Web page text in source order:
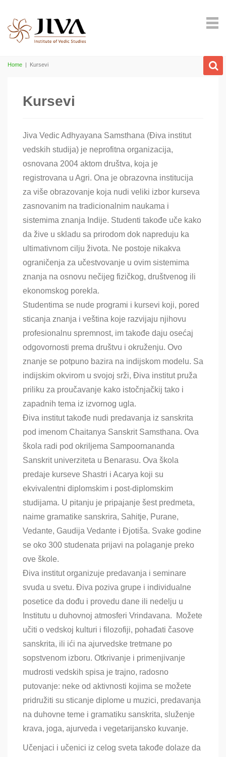
Home | Kursevi
Kursevi
Jiva Vedic Adhyayana Samsthana (Điva institut
vedskih studija) je neprofitna organizacija,
osnovana 2004 aktom društva, koja je
registrovana u Agri. Ona je obrazovna institucija
za više obrazovanje koja nudi veliki izbor kurseva
zasnovanim na tradicionalnim naukama i
sistemima znanja Indije. Studenti takođe uče kako
da žive u skladu sa prirodom dok napreduju ka
ultimativnom cilju života. Ne postoje nikakva
ograničenja za učestvovanje u ovim sistemima
znanja na osnovu nečijeg fizičkog, društvenog ili
ekonomskog porekla.
Studentima se nude programi i kursevi koji, pored
sticanja znanja i veština koje razvijaju njihovu
profesionalnu spremnost, im takođe daju osećaj
odgovornosti prema društvu i okruženju. Ovo
znanje se potpuno bazira na indijskom modelu. Sa
indijskim okvirom u svojoj srži, Điva institut pruža
priliku za proučavanje kako istočnjačkij tako i
zapadnih tema iz izvornog ugla.
Điva institut takođe nudi predavanja iz sanskrita
pod imenom Chaitanya Sanskrit Samsthana. Ova
škola radi pod okriljema Sampoornananda
Sanskrit univerziteta u Benarasu. Ova škola
predaje kurseve Shastri i Acarya koji su
ekvivalentni diplomskim i post-diplomskim
studijama. U pitanju je pripajanje šest predmeta,
naime gramatike sanskrira, Sahitje, Purane,
Vedante, Gaudija Vedante i Đjotiša. Svake godine
se oko 300 studenata prijavi na polaganje preko
ove škole.
Điva institut organizuje predavanja i seminare
svuda u svetu. Điva poziva grupe i individualne
posetice da dođu i provedu dane ili nedelju u
Institutu u duhovnoj atmosferi Vrindavana. Možete
učiti o vedskoj kulturi i filozofiji, pohađati časove
sanskrita, ili ići na ajurvedske tretmane po
sopstvenom izboru. Otkrivanje i primenjivanje
mudrosti vedskih spisa je trajno, radosno
putovanje: neke od aktivnosti kojima se možete
pridružiti su sticanje diplome u muzici, predavanja
na duhovne teme i gramatiku sanskrita, služenje
krava, joga, ajurveda i vegetarijansko kuvanje.
Učenjaci i učenici iz celog sveta takođe dolaze da